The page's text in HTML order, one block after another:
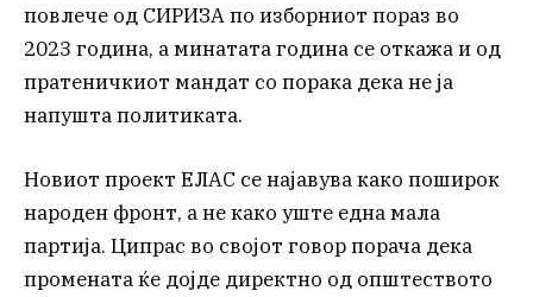
повлече од СИРИЗА по изборниот пораз во
2023 година, а минатата година се откажа и од
пратеничкиот мандат со порака дека не ја
напушта политиката.
Новиот проект ЕЛАС се најавува како поширок
народен фронт, а не како уште една мала
партија. Ципрас во својот говор порача дека
промената ќе дојде директно од општеството